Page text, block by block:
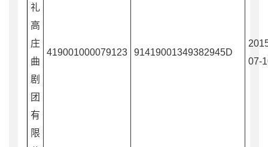
礼
高
庄
曲
剧
团
有
限
419001000079123 91419001349382945D
07-